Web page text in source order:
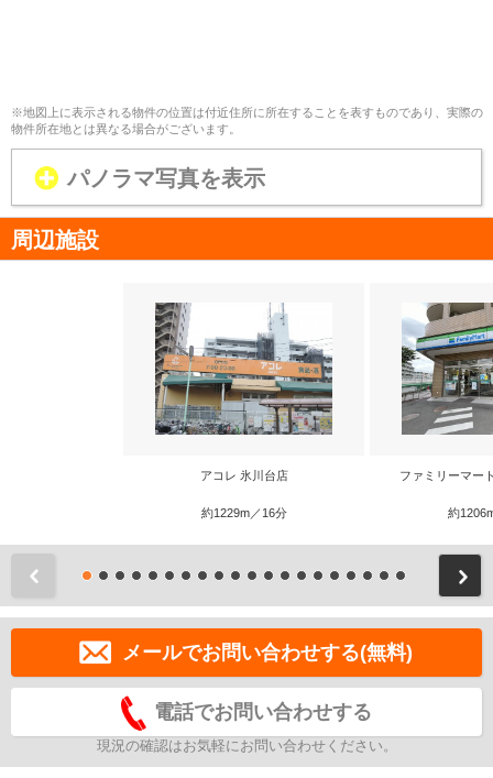
※地図上に表示される物件の位置は付近住所に所在することを表すものであり、実際の
物件所在地とは異なる場合がございます。
パノラマ写真を表示
周辺施設
アコレ 氷川台店
約1229m／16分
ファミリーマー
約
メールでお問い合わせする(無料)
電話でお問い合わせする
現況の確認はお気軽にお問い合わせください。